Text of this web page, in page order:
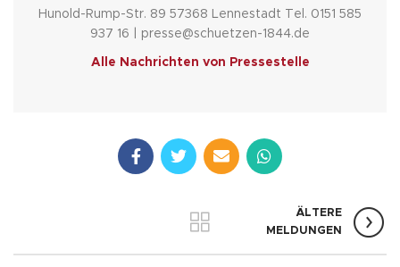
Hunold-Rump-Str. 89 57368 Lennestadt Tel. 0151 585
937 16 | presse@schuetzen-1844.de
Alle Nachrichten von Pressestelle
ÄLTERE
MELDUNGEN